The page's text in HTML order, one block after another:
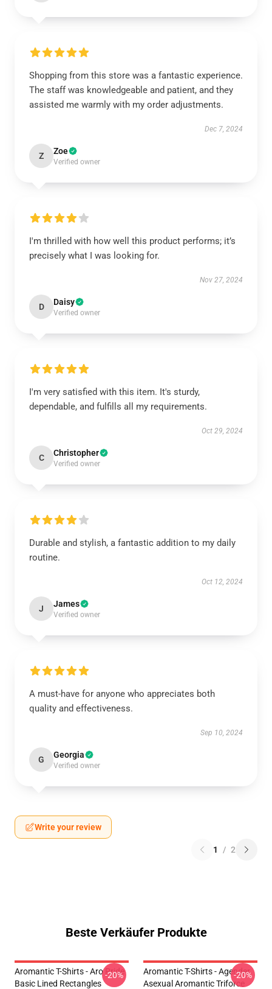
Shopping from this store was a fantastic experience.
The staff was knowledgeable and patient, and they
assisted me warmly with my order adjustments.
Dec 7, 2024
Z Zoe
Verified owner
I'm thrilled with how well this product performs; it’s
precisely what I was looking for.
Nov 27, 2024
D Daisy
Verified owner
I'm very satisfied with this item. It's sturdy,
dependable, and fulfills all my requirements.
Oct 29, 2024
C Christopher
Verified owner
Durable and stylish, a fantastic addition to my daily
routine.
Oct 12, 2024
J James
Verified owner
A must-have for anyone who appreciates both
quality and effectiveness.
Sep 10, 2024
G Georgia
Verified owner
Write your review
1 / 2
Beste Verkäufer Produkte
Aromantic T-Shirts - Aro Pride
Basic Lined Rectangles
-20%
Aromantic T-Shirts - Agender
Asexual Aromantic Triforce
-20%